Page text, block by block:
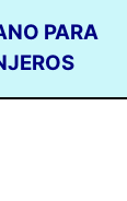
PARA